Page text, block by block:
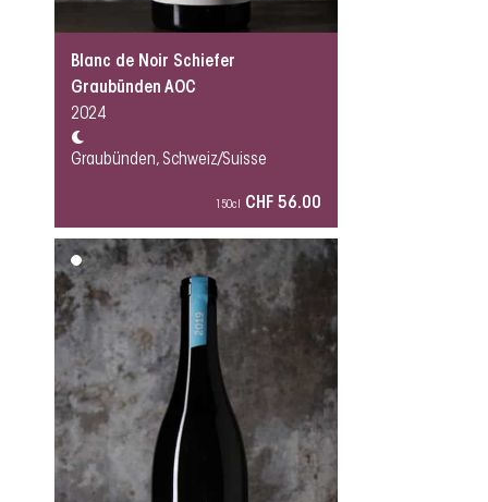
Blanc de Noir Schiefer
Graubünden AOC
2024
Graubünden, Schweiz/Suisse
150cl CHF 56.00